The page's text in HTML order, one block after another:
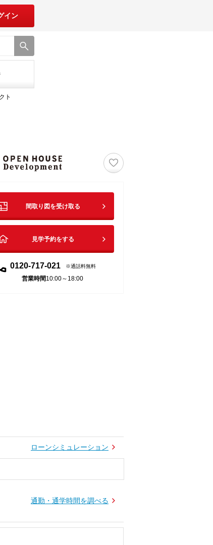
イン
ト
♡
間取り図を受け取る
見学予約をする
0120-717-021 通話料無料
営業時間10:00～18:00
ローンシミュレーション
通勤・通学時間を調べる